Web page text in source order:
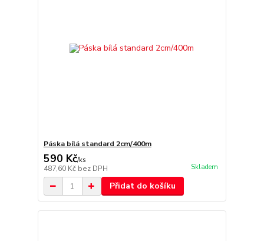
Páska bílá standard 2cm/400m
590 Kč/ks
487,60 Kč bez DPH Skladem
Přidat do košíku